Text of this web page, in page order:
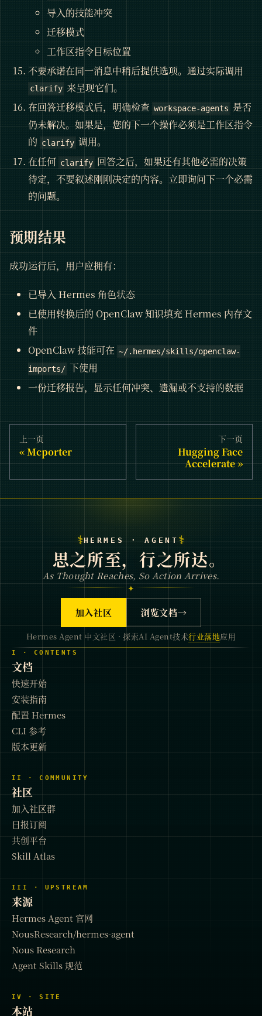
导入的技能冲突
迁移模式
工作区指令目标位置
不要承诺在同一消息中稍后提供选项。通过实际调用
clarify 来呈现它们。
在回答迁移模式后，明确检查 workspace-agents 是否
仍未解决。如果是，您的下一个操作必须是工作区指令
的 clarify 调用。
在任何 clarify 回答之后，如果还有其他必需的决策
待定，不要叙述刚刚决定的内容。立即询问下一个必需
的问题。
预期结果
成功运行后，用户应拥有：
已导入 Hermes 角色状态
已使用转换后的 OpenClaw 知识填充 Hermes 内存文
件
OpenClaw 技能可在 ~/.hermes/skills/openclaw-
imports/ 下使用
一份迁移报告，显示任何冲突、遗漏或不支持的数据
上一页
Mcporter
下一页
Hugging Face
Accelerate
⚕HERMES · AGENT ⚕
思之所至，行之所达。
As Thought Reaches, So Action Arrives.
✦
加入社区 浏览文档→
Hermes Agent 中文社区 · 探索AI Agent技术行业落地应用
I · CONTENTS
文档
快速开始
安装指南
配置 Hermes
CLI 参考
版本更新
II · COMMUNITY
社区
加入社区群
日报订阅
共创平台
Skill Atlas
III · UPSTREAM
来源
Hermes Agent 官网
NousResearch/hermes-agent
Nous Research
Agent Skills 规范
IV · SITE
本站